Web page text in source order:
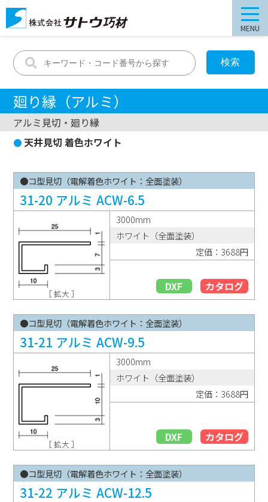
MENU
廻り縁（アルミ）
アルミ見切・廻り縁
天井見切 着色ホワイト
●コ型見切（電解着色ホワイト：全面塗装）
31-20 アルミ ACW-6.5
［ 拡大 ］
3000mm
ホワイト（全面塗装）
定価：3688円
DXF カタログ
●コ型見切（電解着色ホワイト：全面塗装）
31-21 アルミ ACW-9.5
［ 拡大 ］
3000mm
ホワイト（全面塗装）
定価：3688円
DXF カタログ
●コ型見切（電解着色ホワイト：全面塗装）
31-22 アルミ ACW-12.5